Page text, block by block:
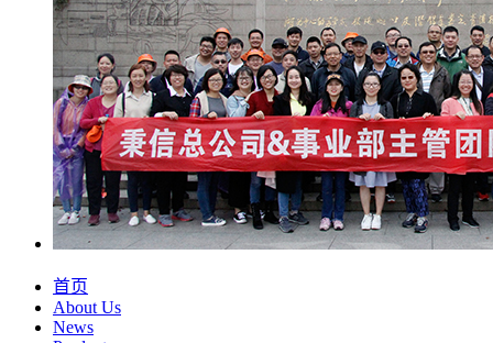
首页
About Us
News